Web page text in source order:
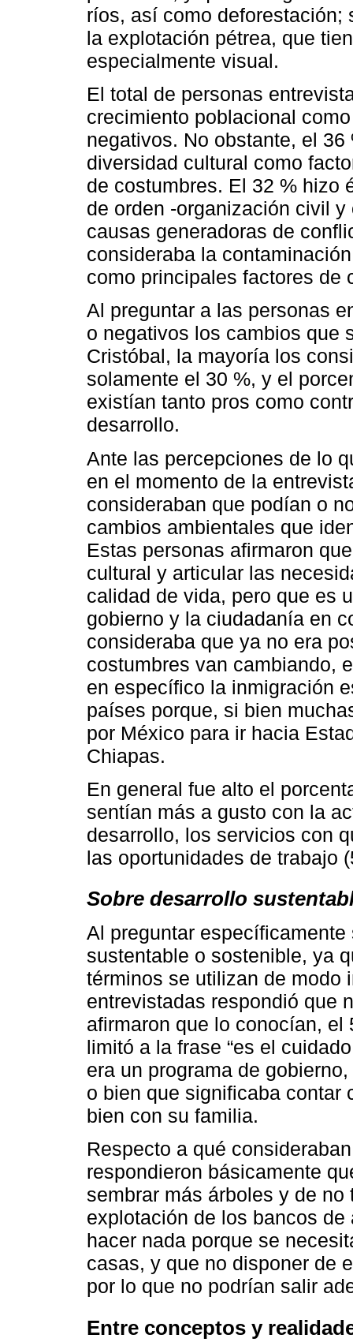
ríos, así como deforestación;
la explotación pétrea, que
especialmente visual.
El total de personas
crecimiento poblacional
negativos. No obstante, el
diversidad cultural como
de costumbres. El 32 % hizo
de orden -organización civil
causas generadoras de
consideraba la
como principales factores de
Al preguntar a las personas
o negativos los cambios que
Cristóbal, la mayoría los
solamente el 30 %, y el
existían tanto pros como
desarrollo.
Ante las percepciones de lo
en el momento de la
consideraban que podían o
cambios ambientales que
Estas personas afirmaron
cultural y articular las
calidad de vida, pero que es
gobierno y la ciudadanía en
consideraba que ya no era
costumbres van cambiando,
en específico la inmigración
países porque, si bien
por México para ir hacia
Chiapas.
En general fue alto el
sentían más a gusto con la
desarrollo, los servicios con
las oportunidades de trabajo
Sobre desarrollo
Al preguntar
sustentable o sostenible, ya
términos se utilizan de modo
entrevistadas respondió que
afirmaron que lo conocían,
limitó a la frase “es el
era un programa de
o bien que significaba contar
bien con su familia.
Respecto a qué
respondieron básicamente
sembrar más árboles y de
explotación de los bancos
hacer nada porque se
casas, y que no disponer de
por lo que no podrían salir
Entre conceptos y